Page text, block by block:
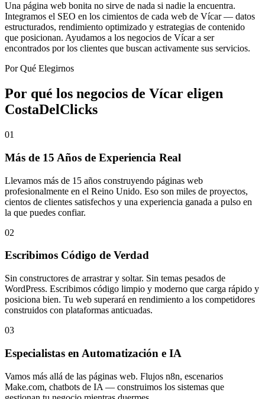
Una página web bonita no sirve de nada si nadie la encuentra.
Integramos el SEO en los cimientos de cada web de Vícar — datos
estructurados, rendimiento optimizado y estrategias de contenido
que posicionan. Ayudamos a los negocios de Vícar a ser
encontrados por los clientes que buscan activamente sus servicios.
Por Qué Elegirnos
Por qué los negocios de Vícar eligen
CostaDelClicks
01
Más de 15 Años de Experiencia Real
Llevamos más de 15 años construyendo páginas web
profesionalmente en el Reino Unido. Eso son miles de proyectos,
cientos de clientes satisfechos y una experiencia ganada a pulso en
la que puedes confiar.
02
Escribimos Código de Verdad
Sin constructores de arrastrar y soltar. Sin temas pesados de
WordPress. Escribimos código limpio y moderno que carga rápido y
posiciona bien. Tu web superará en rendimiento a los competidores
construidos con plataformas anticuadas.
03
Especialistas en Automatización e IA
Vamos más allá de las páginas web. Flujos n8n, escenarios
Make.com, chatbots de IA — construimos los sistemas que